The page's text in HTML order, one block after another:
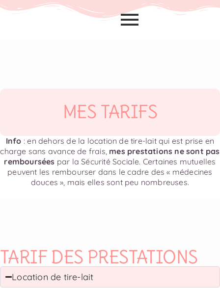
MES TARIFS
Info : en dehors de la location de tire-lait qui est prise en
charge sans avance de frais, mes prestations ne sont pas
remboursées par la Sécurité Sociale. Certaines mutuelles
peuvent les rembourser dans le cadre des « médecines
douces », mais elles sont peu nombreuses.
TARIF DES PRESTATIONS
Location de tire-lait